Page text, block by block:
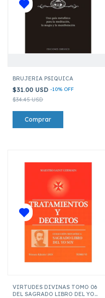
BRUJERIA PSIQUICA
$31.00 USD -10% OFF
$34.45 USD
VIRTUDES DIVINAS TOMO 06
DEL SAGRADO LIBRO DEL YO